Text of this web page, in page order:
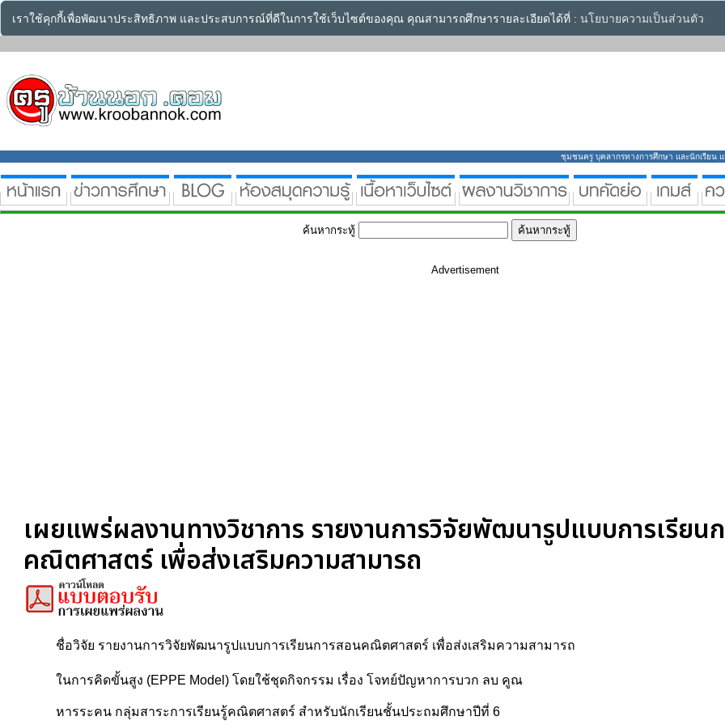
เราใช้คุกกี้เพื่อพัฒนาประสิทธิภาพ และประสบการณ์ที่ดีในการใช้เว็บไซต์ของคุณ คุณสามารถศึกษารายละเอียดได้ที่ : นโยบายความเป็นส่วนตัว
ชุมชนครู บุคลากรทางการศึกษา และนักเรียน
ค้นหากระทู้
Advertisement
เผยแพร่ผลงานทางวิชาการ รายงานการวิจัยพัฒนารูปแบบการเรียน
คณิตศาสตร์ เพื่อส่งเสริมความสามารถ
ชื่อวิจัย รายงานการวิจัยพัฒนารูปแบบการเรียนการสอนคณิตศาสตร์ เพื่อส่งเสริมความสามารถ
ในการคิดขั้นสูง (EPPE Model) โดยใช้ชุดกิจกรรม เรื่อง โจทย์ปัญหาการบวก ลบ คูณ
หารระคน กลุ่มสาระการเรียนรู้คณิตศาสตร์ สำหรับนักเรียนชั้นประถมศึกษาปีที่ 6